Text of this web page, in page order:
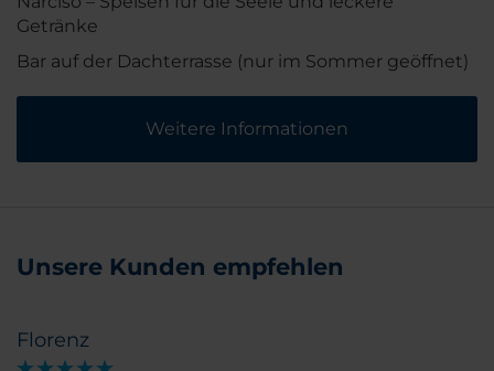
Getränke
Bar auf der Dachterrasse (nur im Sommer geöffnet)
Weitere Informationen
Unsere Kunden empfehlen
Florenz